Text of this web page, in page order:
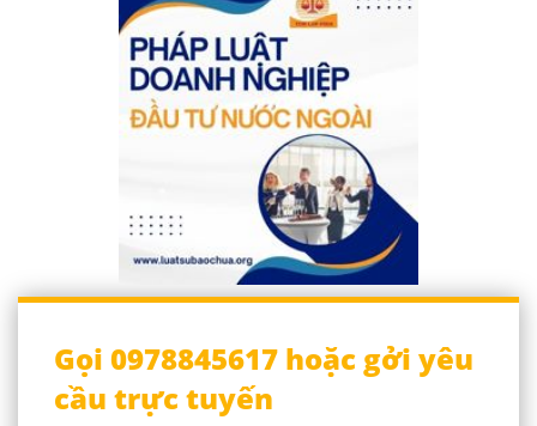
Gọi 0978845617 hoặc gởi yêu
cầu trực tuyến